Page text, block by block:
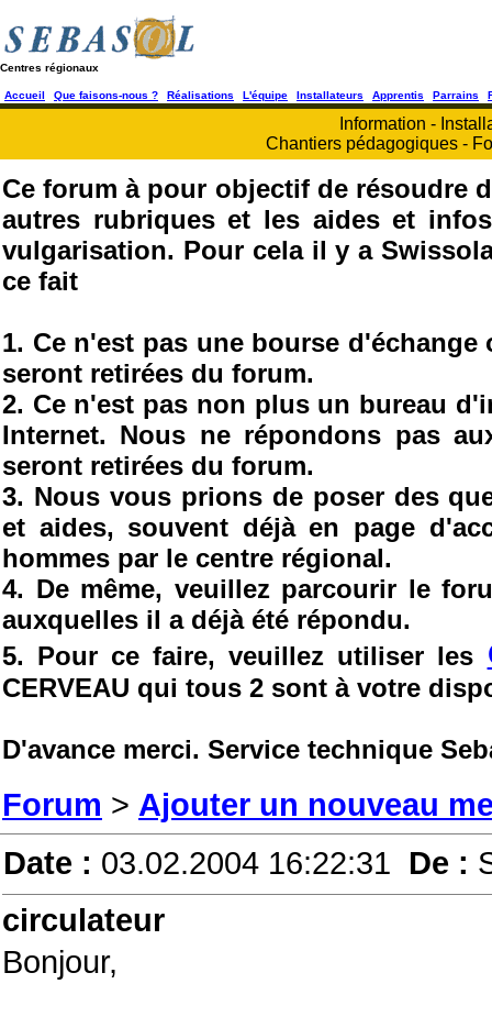
Centres régionaux
Accueil Que faisons-nous ? Réalisations L'équipe Installateurs Apprentis Parrains
Information -
Chantiers pédagogiques -
Ce forum à pour objectif de résoudre
autres rubriques et les aides et
vulgarisation. Pour cela il y a
ce fait
1. Ce n'est pas une bourse
seront retirées du forum.
2. Ce n'est pas non plus un bureau
Internet. Nous ne répondons pas
seront retirées du forum.
3. Nous vous prions de poser des
et aides, souvent déjà en page
hommes par le centre régional.
4. De même, veuillez parcourir le
auxquelles il a déjà été répondu.
5. Pour ce faire, veuillez utiliser les
CERVEAU qui tous 2 sont à votre
D'avance merci. Service technique
Forum > Ajouter un nouveau
Date : 03.02.2004 16:22:31 De :
circulateur
Bonjour,